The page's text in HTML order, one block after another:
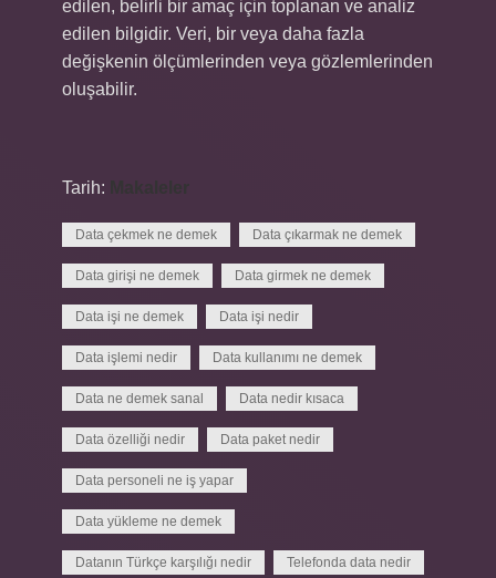
edilen, belirli bir amaç için toplanan ve analiz
edilen bilgidir. Veri, bir veya daha fazla
değişkenin ölçümlerinden veya gözlemlerinden
oluşabilir.
Tarih:
Data çekmek ne demek Data çıkarmak ne demek
Data girişi ne demek Data girmek ne demek
Data işi ne demek Data işi nedir
Data işlemi nedir Data kullanımı ne demek
Data ne demek sanal Data nedir kısaca
Data özelliği nedir Data paket nedir
Data personeli ne iş yapar
Data yükleme ne demek
Datanın Türkçe karşılığı nedir Telefonda data nedir